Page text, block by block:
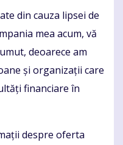
din cauza lipsei de
mea acum, vă
deoarece am
și organizații care
financiare în
despre oferta